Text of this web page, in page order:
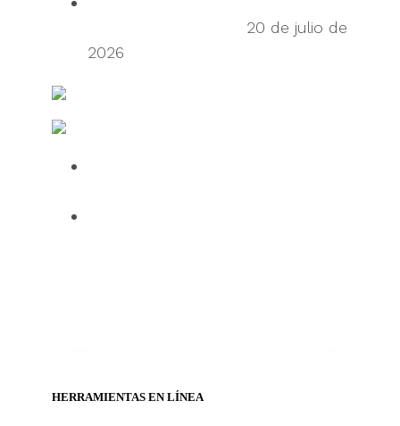
20 de julio de
2026
HERRAMIENTAS EN LÍNEA